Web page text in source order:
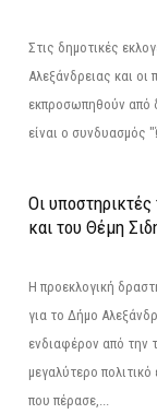
Στις δημοτικές
Αλεξάνδρειας και οι
εκπροσωπηθούν από
είναι ο συνδυασμός
Οι
και του Θέμη
Η προεκλογική
για το Δήμο
ενδιαφέρον από την
μεγαλύτερο
που πέρασε,...